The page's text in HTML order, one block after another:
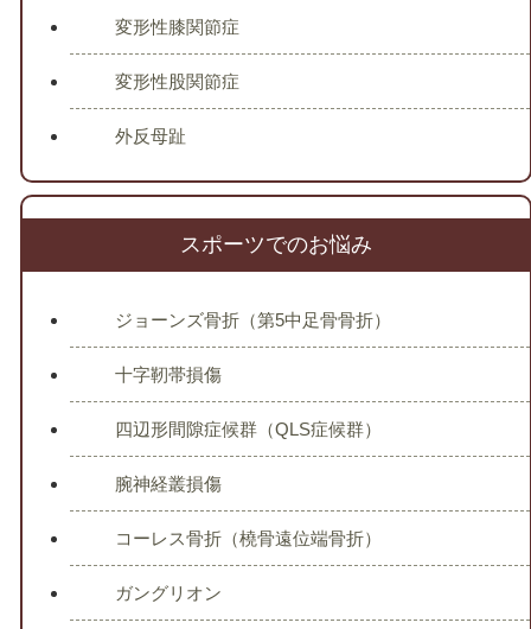
変形性膝関節症
変形性股関節症
外反母趾
スポーツでのお悩み
ジョーンズ骨折（第5中足骨骨折）
十字靭帯損傷
四辺形間隙症候群（QLS症候群）
腕神経叢損傷
コーレス骨折（橈骨遠位端骨折）
ガングリオン